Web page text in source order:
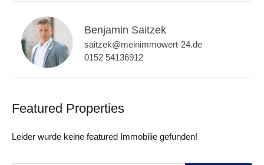
Benjamin Saitzek
saitzek@meinimmowert-24.de
0152 54136912
Featured Properties
Leider wurde keine featured Immobilie gefunden!